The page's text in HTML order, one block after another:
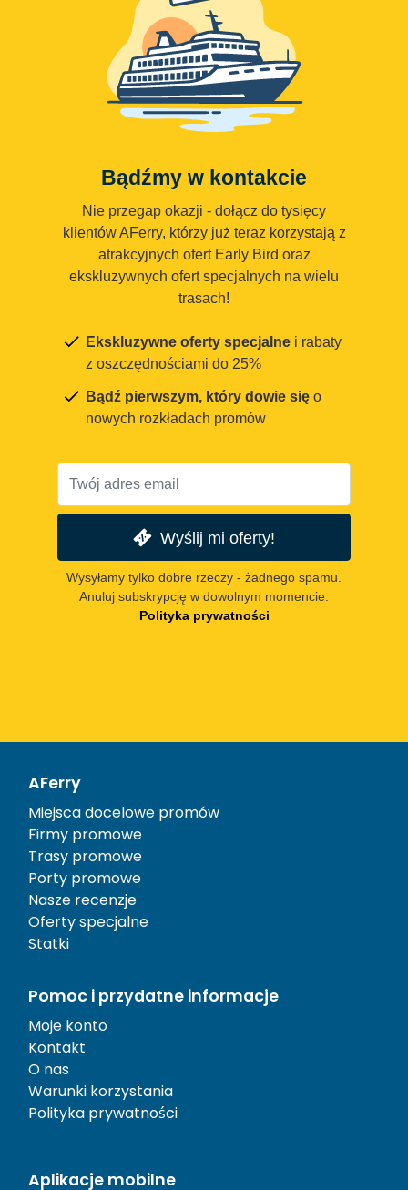
Bądźmy w kontakcie
Nie przegap okazji - dołącz do tysięcy
klientów AFerry, którzy już teraz korzystają z
atrakcyjnych ofert Early Bird oraz
ekskluzywnych ofert specjalnych na wielu
trasach!
Ekskluzywne oferty specjalne i rabaty
z oszczędnościami do 25%
Bądź pierwszym, który dowie się o
nowych rozkładach promów
Wyślij mi oferty!
Wysyłamy tylko dobre rzeczy - żadnego spamu.
Anuluj subskrypcję w dowolnym momencie.
Polityka prywatności
AFerry
Miejsca docelowe promów
Firmy promowe
Trasy promowe
Porty promowe
Nasze recenzje
Oferty specjalne
Statki
Pomoc i przydatne informacje
Moje konto
Kontakt
O nas
Warunki korzystania
Polityka prywatności
Aplikacje mobilne